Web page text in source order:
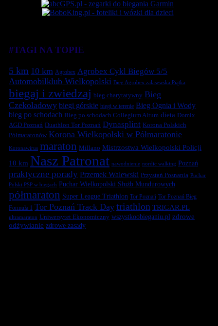
#TAGI NA TOPIE
5 km 10 km Agrobex Agrobex Cykl Biegów 5/5
Automobilklub Wielkopolski Bieg Agrobex zalasewska Piątka
biegaj i zwiedzaj bieg charytatywny Bieg
Czekoladowy biegi górskie biegi w terenie Bieg Ognia i Wody
bieg po schodach Bieg po schodach Collegium Altum dieta Domix
AGD Poznań Duathlon Tor Poznań Dynasplint Korona Polskich
Półmaratonów Korona Wielkopolski w Półmaratonie
Koronawirus maraton Millano Mistrzostwa Wielkopolski Policji
10 km Nasz Patronat nawodnienie nordic walking Poznań
praktyczne porady Przemek Walewski Przystań Posnania Puchar
Polski PSP w biegach Puchar Wielkopolski Służb Mundurowych
półmaraton Super League Triathlon Tor Poznań Tor Poznań Bieg
Formuła 1 Tor Poznań Track Day triathlon TRIGAR.PL
ultramaraton Uniwersytet Ekonomiczny wszystkoobieganiu.pl zdrowe
odżywianie zdrowe zasady